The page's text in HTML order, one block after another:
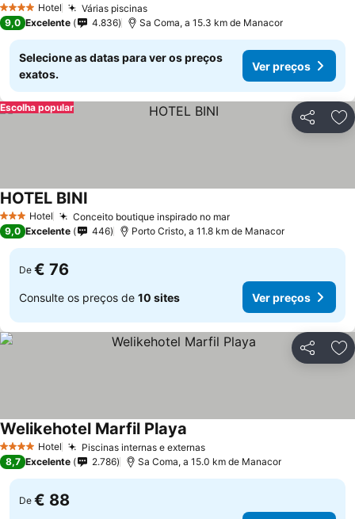
4 EstrelasHotel Várias piscinas
9,0 Excelente 4.836 Sa Coma, a 15.3 km de Manacor
Selecione as datas para ver os preços
exatos.
Ver preços
Partilhar
Escolha popular
3 EstrelasHotel Conceito boutique inspirado no mar
HOTEL BINI
9,0 Excelente 446 Porto Cristo, a 11.8 km de Manacor
De € 76
Consulte os preços de 10 sites Ver preços
Partilhar
4 EstrelasHotel Piscinas internas e externas
Welikehotel Marfil Playa
8,7 Excelente 2.786 Sa Coma, a 15.0 km de Manacor
De € 88